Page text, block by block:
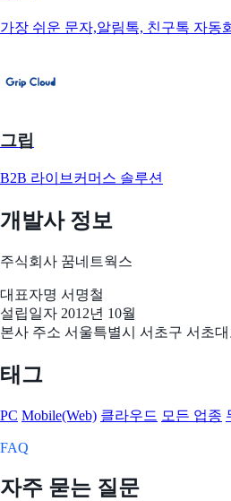
가장 쉬운 문자,알림톡, 친구톡 자동
그립
B2B 라이브커머스 솔루션
개발사 정보
주식회사 꿈네트웍스
대표자명 서명철
설립일자 2012년 10월
본사 주소 서울특별시 서초구 서초
태그
PC Mobile(Web) 클라우드 모든 업종
FAQ
자주 묻는 질문